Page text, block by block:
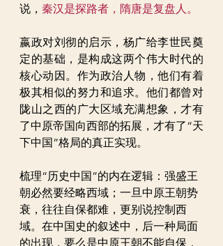
说， 秦汉是探路者，隋唐是复盘人。
嬴政对刘彻的启示，杨广给李世民奠
定的基础，是构成这两个伟大时代的
核心动因。作为政治人物，他们有着
极其相似的努力和追求。他们都曾对
陇山之西的广大区域充满想象，才有
了中原帝国向西部的拓展，才有了“天
下中国”格局的真正实现。
梳理“历史中国”的内在逻辑：强盛王
朝必然要经略西域；一旦中原王朝势
衰，往往自保都难，更别说控制西
域。在中国史的叙述中，后一种局面
的出现，要么是中原王朝不能自保，